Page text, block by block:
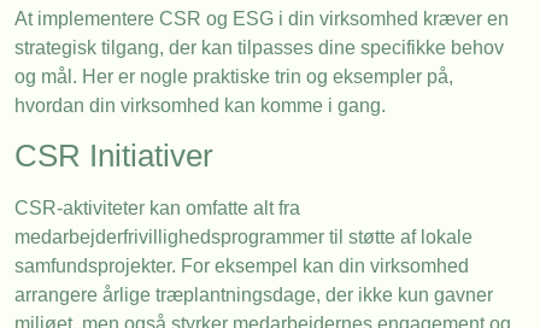
At implementere CSR og ESG i din virksomhed kræver en
strategisk tilgang, der kan tilpasses dine specifikke behov
og mål. Her er nogle praktiske trin og eksempler på,
hvordan din virksomhed kan komme i gang.
CSR Initiativer
CSR-aktiviteter kan omfatte alt fra
medarbejderfrivillighedsprogrammer til støtte af lokale
samfundsprojekter. For eksempel kan din virksomhed
arrangere årlige træplantningsdage, der ikke kun gavner